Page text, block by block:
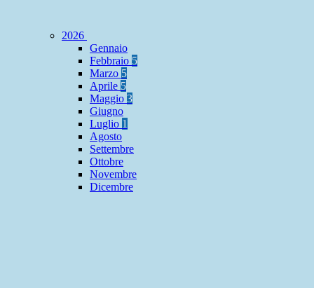
2026
Gennaio
Febbraio 5
Marzo 5
Aprile 5
Maggio 3
Giugno
Luglio 1
Agosto
Settembre
Ottobre
Novembre
Dicembre